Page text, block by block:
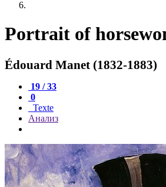
Portrait of
Édouard Manet (1832-1883)
19 / 33
0
Texte
Анализ